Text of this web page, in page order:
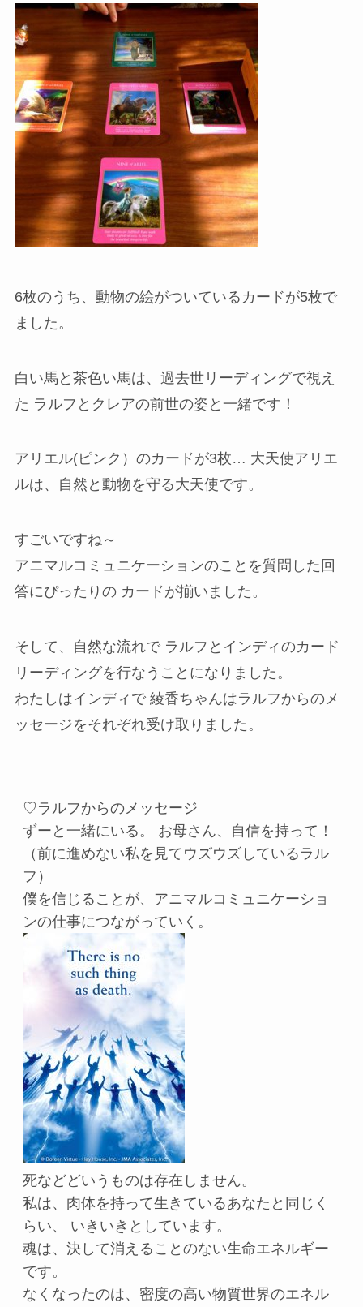
6枚のうち、動物の絵がついているカードが5枚で
ました。
白い馬と茶色い馬は、過去世リーディングで視え
た ラルフとクレアの前世の姿と一緒です！
アリエル(ピンク）のカードが3枚… 大天使アリエ
ルは、自然と動物を守る大天使です。
すごいですね～
アニマルコミュニケーションのことを質問した回
答にぴったりの カードが揃いました。
そして、自然な流れで ラルフとインディのカード
リーディングを行なうことになりました。
わたしはインディで 綾香ちゃんはラルフからのメ
ッセージをそれぞれ受け取りました。
♡ラルフからのメッセージ
ずーと一緒にいる。 お母さん、自信を持って！
（前に進めない私を見てウズウズしているラル
フ）
僕を信じることが、アニマルコミュニケーショ
ンの仕事につながっていく。
死などどいうものは存在しません。
私は、肉体を持って生きているあなたと同じく
らい、 いきいきとしています。
魂は、決して消えることのない生命エネルギー
です。
なくなったのは、密度の高い物質世界のエネル